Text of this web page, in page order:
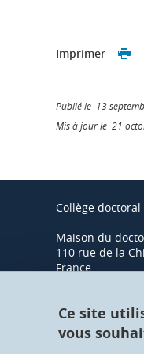
Imprimer
Publié le 13
Mis à jour le 21
Collège
Maison du
110 rue de la
France
Ce site
vous